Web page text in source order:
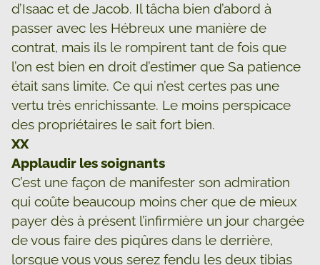
d’Isaac et de Jacob. Il tâcha bien d’abord à
passer avec les Hébreux une manière de
contrat, mais ils le rompirent tant de fois que
l’on est bien en droit d’estimer que Sa patience
était sans limite. Ce qui n’est certes pas une
vertu très enrichissante. Le moins perspicace
des propriétaires le sait fort bien.
XX
Applaudir les soignants
C’est une façon de manifester son admiration
qui coûte beaucoup moins cher que de mieux
payer dès à présent l’infirmière un jour chargée
de vous faire des piqûres dans le derrière,
lorsque vous vous serez fendu les deux tibias